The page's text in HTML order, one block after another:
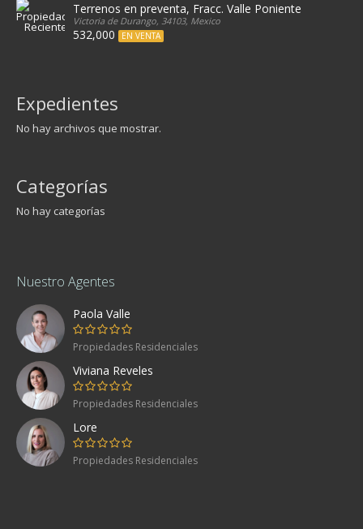
Terrenos en preventa, Fracc. Valle Poniente
Victoria de Durango, 34103, Mexico
532,000 EN VENTA
Expedientes
No hay archivos que mostrar.
Categorías
No hay categorías
Nuestro Agentes
Paola Valle
Propiedades Residenciales
Viviana Reveles
Propiedades Residenciales
Lore
Propiedades Residenciales